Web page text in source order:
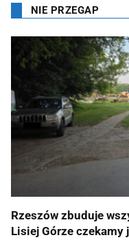
NIE PRZEGAP
Rzeszów zbuduje
Lisiej Górze czekamy